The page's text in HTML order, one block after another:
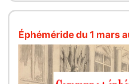
Éphéméride du 1 mars